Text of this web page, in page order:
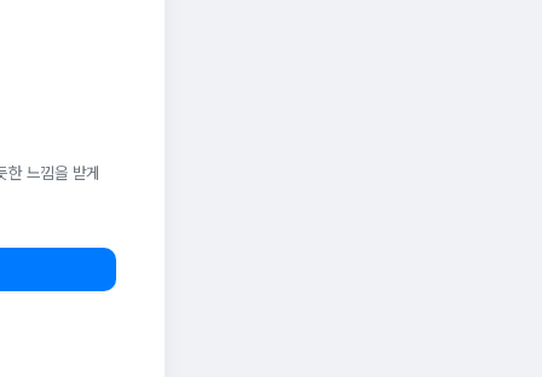
한 느낌을 받게